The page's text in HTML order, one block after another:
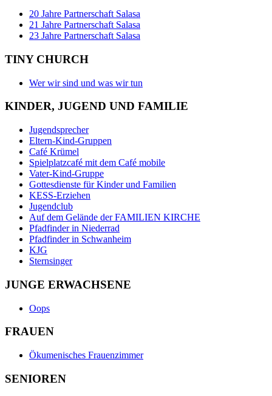
20 Jahre Partnerschaft Salasa
21 Jahre Partnerschaft Salasa
23 Jahre Partnerschaft Salasa
TINY CHURCH
Wer wir sind und was wir tun
KINDER, JUGEND UND FAMILIE
Jugendsprecher
Eltern-Kind-Gruppen
Café Krümel
Spielplatzcafé mit dem Café mobile
Vater-Kind-Gruppe
Gottesdienste für Kinder und Familien
KESS-Erziehen
Jugendclub
Auf dem Gelände der FAMILIEN KIRCHE
Pfadfinder in Niederrad
Pfadfinder in Schwanheim
KJG
Sternsinger
JUNGE ERWACHSENE
Oops
FRAUEN
Ökumenisches Frauenzimmer
SENIOREN